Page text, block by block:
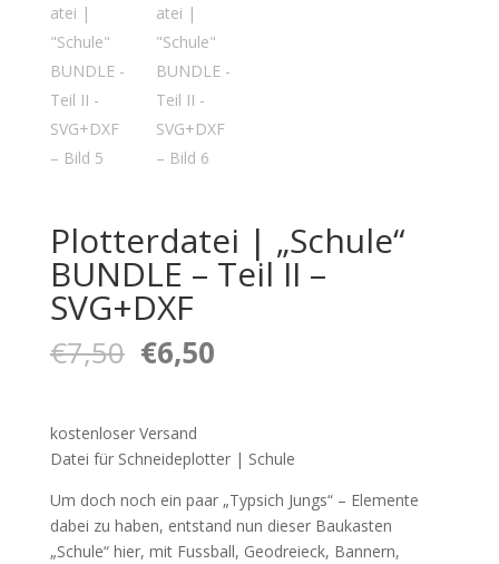
Plotterdatei | „Schule“
BUNDLE – Teil II –
SVG+DXF
€7,50 Ursprünglicher
Preis
€7,50
€6,50Aktueller
kostenloser Versand
Datei für Schneideplotter | Schule
Um doch noch ein paar „Typsich Jungs“ – Elemente
dabei zu haben, entstand nun dieser Baukasten
„Schule“ hier, mit Fussball, Geodreieck, Bannern,